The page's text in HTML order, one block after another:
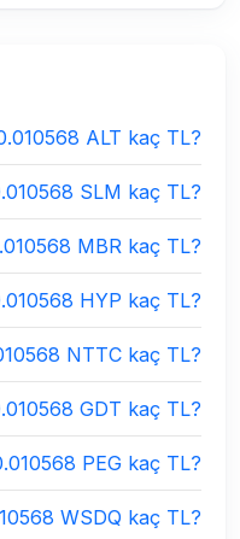
ALT kaç TL?
SLM kaç TL?
MBR kaç TL?
HYP kaç TL?
NTTC kaç TL?
GDT kaç TL?
PEG kaç TL?
WSDQ kaç TL?